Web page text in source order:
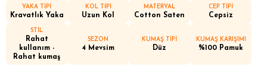
YAKA TİPİ
Kravatlık Yaka
KOL TİPİ
Uzun Kol
MATERYAL
Cotton Saten
CEP TİPİ
Cepsiz
STİL
Rahat
kullanım -
Rahat kumaş
SEZON
4 Mevsim
KUMAŞ TİPİ
Düz
KUMAŞ KARIŞIMI
%100 Pamuk